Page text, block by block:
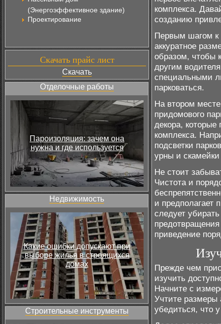
(Энергоэффективное здание)
Проектирование
Скачать прайс лист
Скачать
Отделочные работы
Пароизоляция: зачем она
нужна и где используется
Недвижимость
Какие ошибки допускают при
выборе жилья в строящихся
домах
Строительные инструменты
комплекса.
созданию
Первым шагом к
аккуратное
образом, чтобы
другим
специальными
парковаться.
На втором
придомового
декора, которые
комплекса.
подсветки
урны и
Не стоит
Чистота и
и предполагает
следует
приведение
Прежде чем
изучить
Начните с
Учтите размеры
убедиться, что